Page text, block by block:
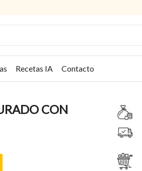
Recetas IA Contacto
CON